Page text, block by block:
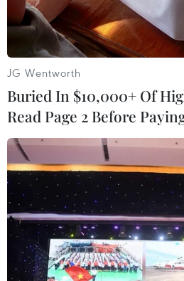
Chuyên gia nhận định
trên 100 USD một thùng
30/12/2022 07:22
JG Wentworth
Buried In $10,000+ Of
Read Page 2 Before